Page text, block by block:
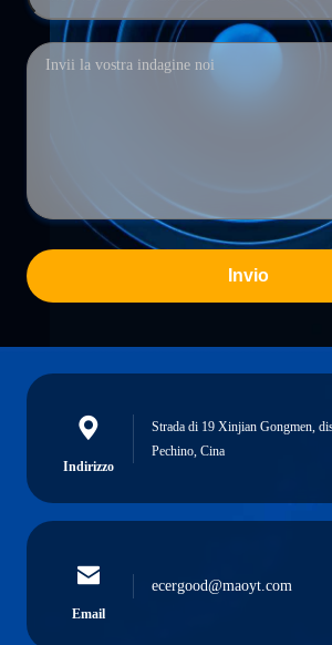
Invio
Indirizzo
Strada di 19 Xinjian Gongmen,
Pechino, Cina
Email
ecergood@maoyt.com